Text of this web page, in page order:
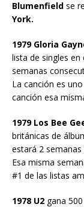
Blumenfield se
York.
1979 Gloria
lista de singles en
semanas
La canción es
canción esa
1979 Los Bee
británicas de
estará 2
Esa misma
#1 de las listas
1978 U2 gana